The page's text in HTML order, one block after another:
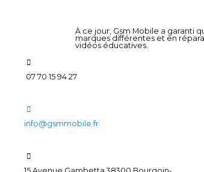
À ce jour, Gsm Mobile a garanti
marques différentes et en
vidéos éducatives.
07 70 15 94 27
info@gsmmobile.fr